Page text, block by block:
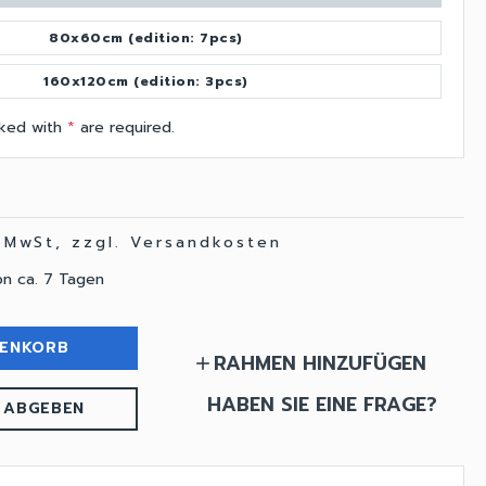
80x60cm (edition: 7pcs)
160x120cm (edition: 3pcs)
with * are required.
zzgl. Versandkosten
ca. 7 Tagen
add RAHMEN HINZUFÜGEN
HABEN SIE EINE FRAGE?